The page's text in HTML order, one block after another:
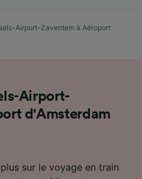
Airport-Zaventem à Aéroport
Airport-
d'Amsterdam
sur le voyage en train